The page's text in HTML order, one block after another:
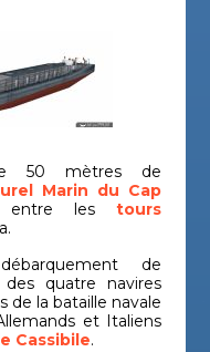
50 mètres de
Marin du Cap
entre les tours
de
quatre navires
de la bataille navale
et Italiens
Cassibile.